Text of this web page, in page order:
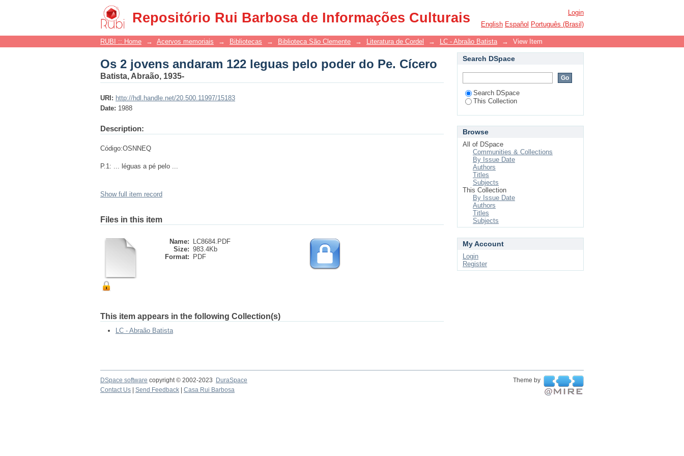
Repositório Rui Barbosa de Informações Culturais
Os 2 jovens andaram 122 leguas pelo poder do Pe. Cícero
Login
English Español Português (Brasil)
RUBI :: Home → Acervos memoriais → Bibliotecas → Biblioteca São Clemente → Literatura de Cordel → LC - Abraão Batista → View Item
Os 2 jovens andaram 122 leguas pelo poder do Pe. Cícero
Batista, Abraão, 1935-
URI: http://hdl.handle.net/20.500.11997/15183
Date: 1988
Description:
Código:OSNNEQ
P.1: ... léguas a pé pelo ...
Show full item record
Files in this item
Name:
LC8684.PDF
Size: 983.4Kb
Format:
PDF
This item appears in the following Collection(s)
LC - Abraão Batista
Search DSpace
Search DSpace
This Collection
Browse
All of DSpace
Communities & Collections
By Issue Date
Authors
Titles
Subjects
This Collection
By Issue Date
Authors
Titles
Subjects
My Account
Login
Register
DSpace software copyright © 2002-2023 DuraSpace
Theme by
Contact Us
Send Feedback Casa Rui Barbosa